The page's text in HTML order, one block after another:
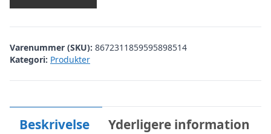
var:
kr. 2.199,00.kr. 1.499,00.
Varenummer (SKU): 8672311859595898514
Kategori: Produkter
Beskrivelse Yderligere information